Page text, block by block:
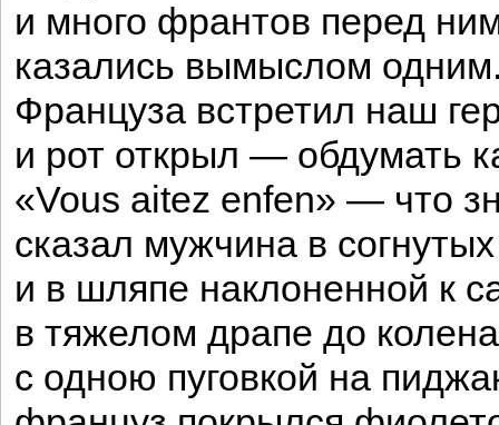
и много франтов перед
казались вымыслом
Француза встретил наш
и рот открыл — обдумать
«Vous aitez enfen» — что
сказал мужчина в
и в шляпе наклоненной к
в тяжелом драпе до колена
с одною пуговкой на